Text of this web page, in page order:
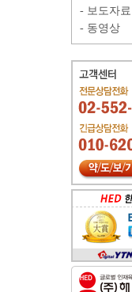
- 보도자료
- 동영상